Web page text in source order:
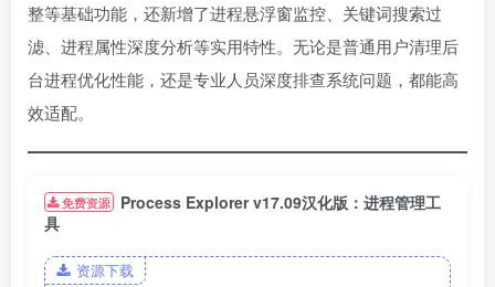
整等基础功能，还新增了进程悬浮窗监控、关键词搜索过
滤、进程属性深度分析等实用特性。无论是普通用户清理后
台进程优化性能，还是专业人员深度排查系统问题，都能高
效适配。
免费资源
Process Explorer v17.09汉化版：进程管理工
具
资源下载